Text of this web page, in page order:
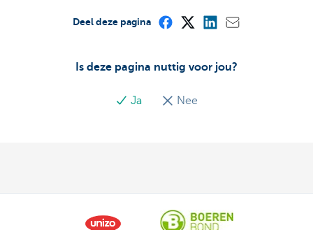
Is deze pagina nuttig voor jou?
Ja Nee
Deel deze pagina